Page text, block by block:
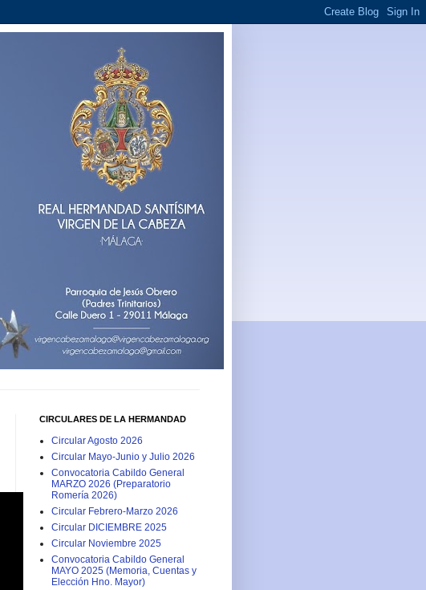
CIRCULARES DE LA HERMANDAD
Circular Agosto 2026
Circular Mayo-Junio y Julio 2026
Convocatoria Cabildo General
MARZO 2026 (Preparatorio
Romería 2026)
Circular Febrero-Marzo 2026
Circular DICIEMBRE 2025
Circular Noviembre 2025
Convocatoria Cabildo General
MAYO 2025 (Memoria, Cuentas y
Elección Hno. Mayor)